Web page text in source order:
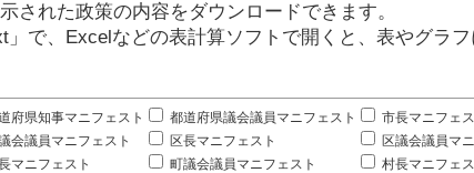
された政策の内容をダウンロードできます。
で、Excelなどの表計算ソフトで開くと、表やグラ
府県知事マニフェスト 都道府県議会議員マニフェスト
市長マニフェ
会議員マニフェスト
区長マニフェスト
区議会議員マ
マニフェスト
町議会議員マニフェスト
村長マニフェ